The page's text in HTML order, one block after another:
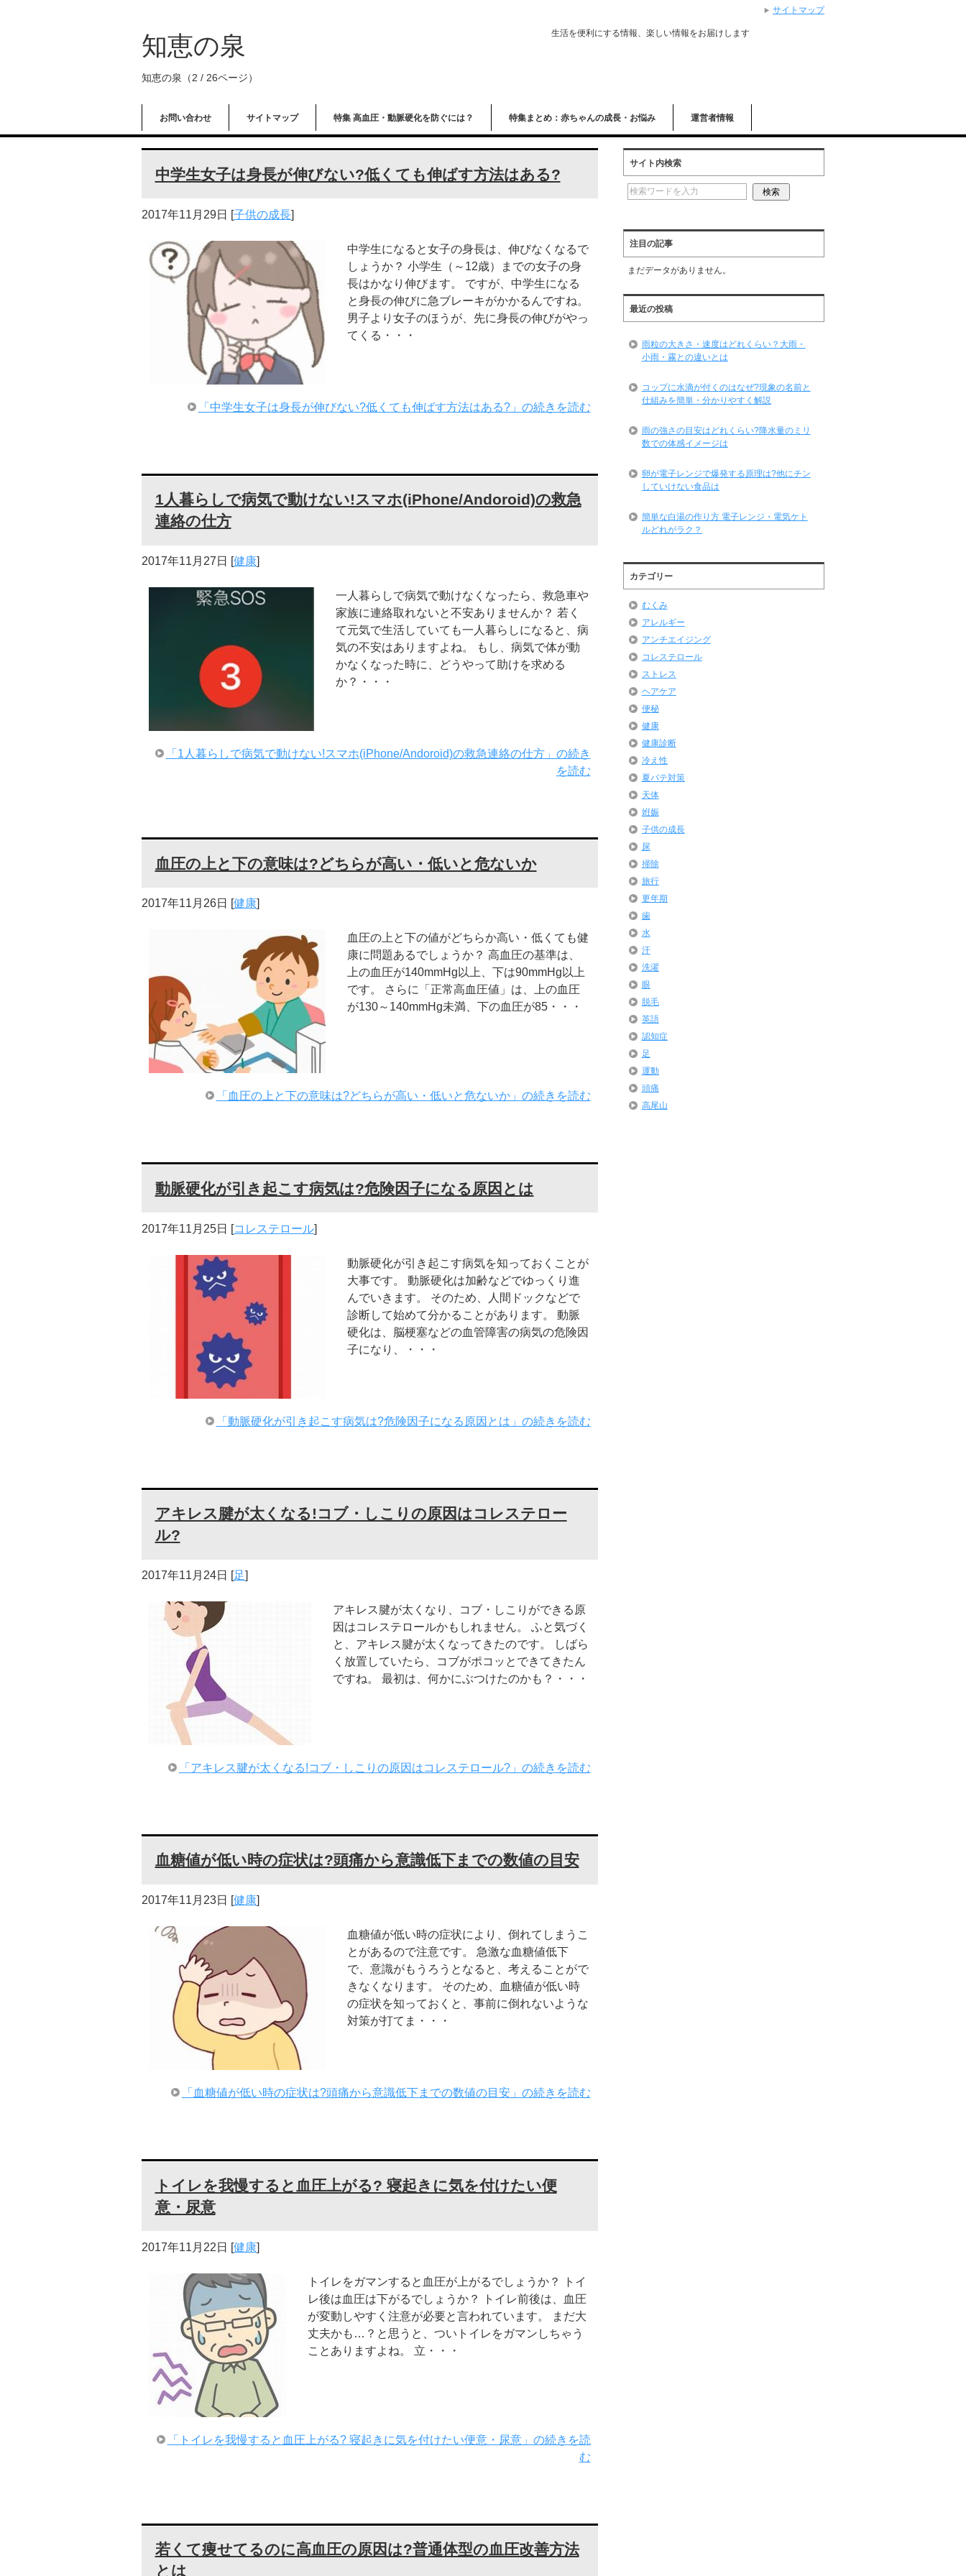
知恵の泉
知恵の泉（2 / 26ページ）
生活を便利にする情報、楽しい情報をお届けします
お問い合わせ サイトマップ 特集 高血圧・動脈硬化を防ぐには？ 特集まとめ：赤ちゃんの成長・お悩み 運営者情報
中学生女子は身長が伸びない?低くても伸ばす方法はある?
2017年11月29日 [子供の成長]
中学生になると女子の身長は、伸びなくなるで
しょうか？ 小学生（～12歳）までの女子の身
長はかなり伸びます。 ですが、中学生になる
と身長の伸びに急ブレーキがかかるんですね。
男子より女子のほうが、先に身長の伸びがやっ
てくる・・・
「中学生女子は身長が伸びない?低くても伸ばす方法はある?」の続きを読む
1人暮らしで病気で動けない!スマホ(iPhone/Andoroid)の救急
連絡の仕方
2017年11月27日 [健康]
一人暮らしで病気で動けなくなったら、救急車や
家族に連絡取れないと不安ありませんか？ 若く
て元気で生活していても一人暮らしになると、病
気の不安はありますよね。 もし、病気で体が動
かなくなった時に、どうやって助けを求める
か？・・・
「1人暮らしで病気で動けない!スマホ(iPhone/Andoroid)の救急連絡の仕方」の続き
を読む
血圧の上と下の意味は?どちらが高い・低いと危ないか
2017年11月26日 [健康]
血圧の上と下の値がどちらか高い・低くても健
康に問題あるでしょうか？ 高血圧の基準は、
上の血圧が140mmHg以上、下は90mmHg以上
です。 さらに「正常高血圧値」は、上の血圧
が130～140mmHg未満、下の血圧が85・・・
「血圧の上と下の意味は?どちらが高い・低いと危ないか」の続きを読む
動脈硬化が引き起こす病気は?危険因子になる原因とは
2017年11月25日 [コレステロール]
動脈硬化が引き起こす病気を知っておくことが
大事です。 動脈硬化は加齢などでゆっくり進
んでいきます。 そのため、人間ドックなどで
診断して始めて分かることがあります。 動脈
硬化は、脳梗塞などの血管障害の病気の危険因
子になり、・・・
「動脈硬化が引き起こす病気は?危険因子になる原因とは」の続きを読む
アキレス腱が太くなる!コブ・しこりの原因はコレステロー
ル?
2017年11月24日 [足]
アキレス腱が太くなり、コブ・しこりができる原
因はコレステロールかもしれません。 ふと気づく
と、アキレス腱が太くなってきたのです。 しばら
く放置していたら、コブがポコッとできてきたん
ですね。 最初は、何かにぶつけたのかも？・・・
「アキレス腱が太くなる!コブ・しこりの原因はコレステロール?」の続きを読む
血糖値が低い時の症状は?頭痛から意識低下までの数値の目安
2017年11月23日 [健康]
血糖値が低い時の症状により、倒れてしまうこ
とがあるので注意です。 急激な血糖値低下
で、意識がもうろうとなると、考えることがで
きなくなります。 そのため、血糖値が低い時
の症状を知っておくと、事前に倒れないような
対策が打てま・・・
「血糖値が低い時の症状は?頭痛から意識低下までの数値の目安」の続きを読む
トイレを我慢すると血圧上がる? 寝起きに気を付けたい便
意・尿意
2017年11月22日 [健康]
トイレをガマンすると血圧が上がるでしょうか？ トイ
レ後は血圧は下がるでしょうか？ トイレ前後は、血圧
が変動しやすく注意が必要と言われています。 まだ大
丈夫かも…？と思うと、ついトイレをガマンしちゃう
ことありますよね。 立・・・
「トイレを我慢すると血圧上がる? 寝起きに気を付けたい便意・尿意」の続きを読
む
若くて痩せてるのに高血圧の原因は?普通体型の血圧改善方法
とは
サイト内検索
注目の記事
まだデータがありません。
最近の投稿
雨粒の大きさ・速度はどれくらい？大雨・
小雨・霧との違いとは
コップに水滴が付くのはなぜ?現象の名前と
仕組みを簡単・分かりやすく解説
雨の強さの目安はどれくらい?降水量のミリ
数での体感イメージは
卵が電子レンジで爆発する原理は?他にチン
していけない食品は
簡単な白湯の作り方 電子レンジ・電気ケト
ルどれがラク？
カテゴリー
むくみ
アレルギー
アンチエイジング
コレステロール
ストレス
ヘアケア
便秘
健康
健康診断
冷え性
夏バテ対策
天体
姙娠
子供の成長
尿
掃除
旅行
更年期
歯
水
汗
洗濯
眼
脱毛
英語
認知症
足
運動
頭痛
高尾山
サイトマップ